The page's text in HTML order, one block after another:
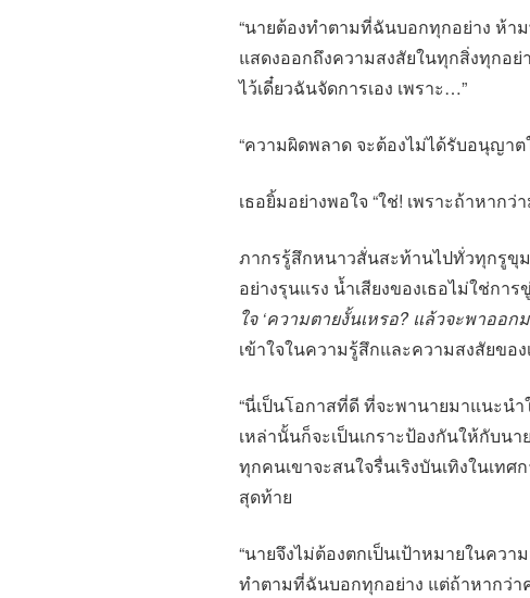
“นายต้องทำตามที่ฉันบอกทุกอย่าง ห้
แสดงออกถึงความสงสัยในทุกสิ่งทุกอย่
ไว้เดี๋ยวฉันจัดการเอง เพราะ…”
“ความผิดพลาด จะต้องไม่ได้รับอนุญา
เธอยิ้มอย่างพอใจ “ใช่! เพราะถ้าหาก
ภากรรู้สึกหนาวสั่นสะท้านไปทั่วทุกรูขุ
อย่างรุนแรง น้ำเสียงของเธอไม่ใช่กา
ใจ ‘ความตายงั้นเหรอ? แล้วจะพาออก
เข้าใจในความรู้สึกและความสงสัยของ
“นี่เป็นโอกาสที่ดี ที่จะพานายมาแนะน
เหล่านั้นก็จะเป็นเกราะป้องกันให้กับน
ทุกคนเขาจะสนใจรื่นเริงบันเทิงในเทศ
สุดท้าย
“นายจึงไม่ต้องตกเป็นเป้าหมายในคว
ทำตามที่ฉันบอกทุกอย่าง แต่ถ้าหากว่า